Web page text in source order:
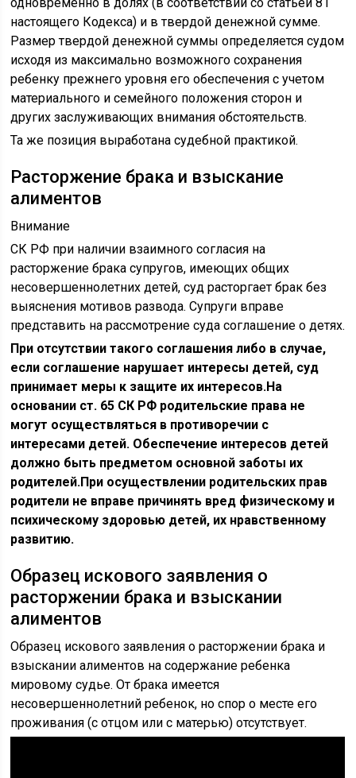
настоящего Кодекса) и в твердой денежной сумме.
Размер твердой денежной суммы определяется судом
исходя из максимально возможного сохранения
ребенку прежнего уровня его обеспечения с учетом
материального и семейного положения сторон и
других заслуживающих внимания обстоятельств.
Та же позиция выработана судебной практикой.
Расторжение брака и взыскание
алиментов
Внимание
СК РФ при наличии взаимного согласия на
расторжение брака супругов, имеющих общих
несовершеннолетних детей, суд расторгает брак без
выяснения мотивов развода. Супруги вправе
представить на рассмотрение суда соглашение о детях.
При отсутствии такого соглашения либо в случае,
если соглашение нарушает интересы детей, суд
принимает меры к защите их интересов.На
основании ст. 65 СК РФ родительские права не
могут осуществляться в противоречии с
интересами детей. Обеспечение интересов детей
должно быть предметом основной заботы их
родителей.При осуществлении родительских прав
родители не вправе причинять вред физическому и
психическому здоровью детей, их нравственному
развитию.
Образец искового заявления о
расторжении брака и взыскании
алиментов
Образец искового заявления о расторжении брака и
взыскании алиментов на содержание ребенка
мировому судье. От брака имеется
несовершеннолетний ребенок, но спор о месте его
проживания (с отцом или с матерью) отсутствует.